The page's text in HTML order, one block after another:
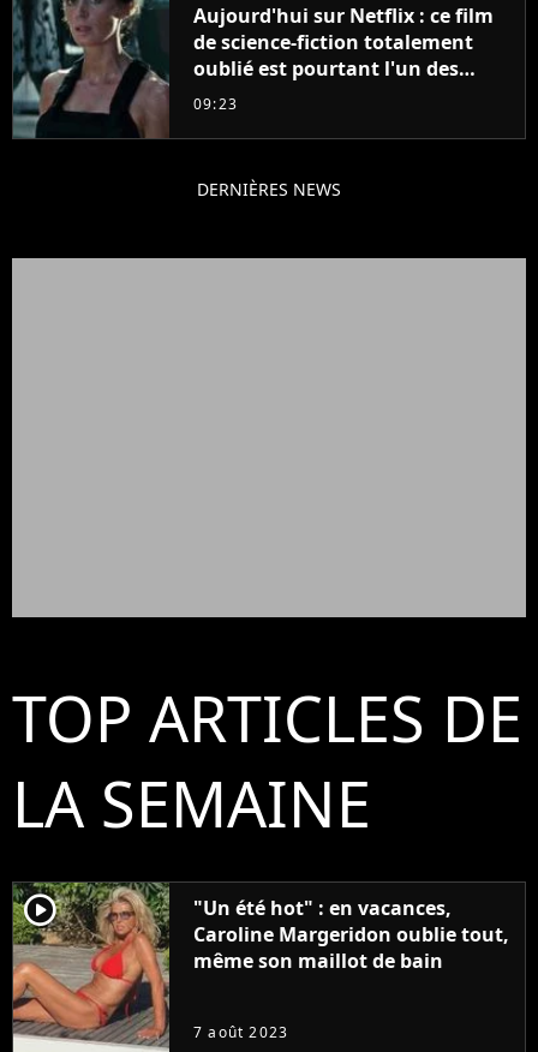
Aujourd'hui sur Netflix : ce film
de science-fiction totalement
oublié est pourtant l'un des
meilleurs des années 2010
09:23
DERNIÈRES NEWS
TOP ARTICLES DE
LA SEMAINE
player2
"Un été hot" : en vacances,
Caroline Margeridon oublie tout,
même son maillot de bain
7 août 2023